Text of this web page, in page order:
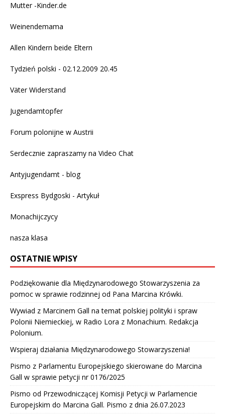
Mutter -Kinder.de
Weinendemama
Allen Kindern beide Eltern
Tydzień polski - 02.12.2009 20.45
Väter Widerstand
Jugendamtopfer
Forum polonijne w Austrii
Serdecznie zapraszamy na Video Chat
Antyjugendamt - blog
Exspress Bydgoski - Artykuł
Monachijczycy
nasza klasa
OSTATNIE WPISY
Podziękowanie dla Międzynarodowego Stowarzyszenia za
pomoc w sprawie rodzinnej od Pana Marcina Krówki.
Wywiad z Marcinem Gall na temat polskiej polityki i spraw
Polonii Niemieckiej, w Radio Lora z Monachium. Redakcja
Polonium.
Wspieraj działania Międzynarodowego Stowarzyszenia!
Pismo z Parlamentu Europejskiego skierowane do Marcina
Gall w sprawie petycji nr 0176/2025
Pismo od Przewodniczącej Komisji Petycji w Parlamencie
Europejskim do Marcina Gall. Pismo z dnia 26.07.2023